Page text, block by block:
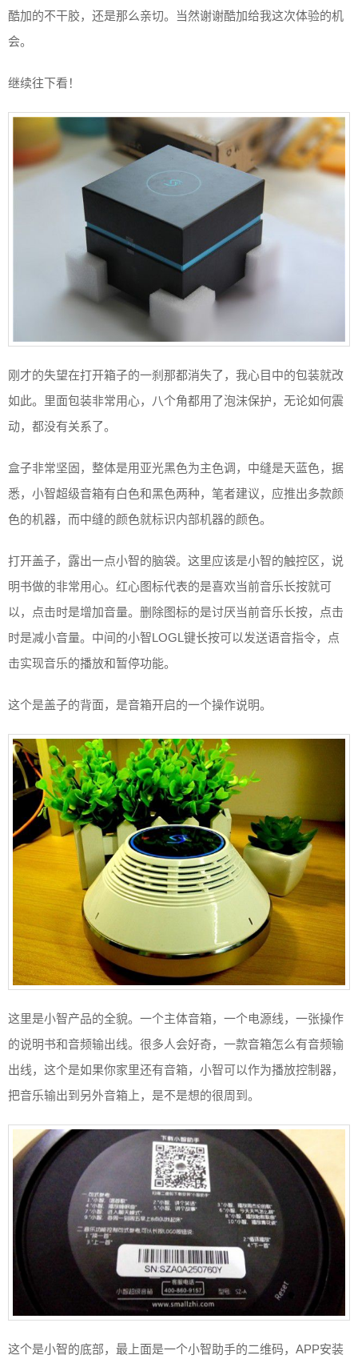
酷加的不干胶，还是那么亲切。当然谢谢酷加给我这次体验的机
会。
继续往下看！
刚才的失望在打开箱子的一刹那都消失了，我心目中的包装就改
如此。里面包装非常用心，八个角都用了泡沫保护，无论如何震
动，都没有关系了。
盒子非常坚固，整体是用亚光黑色为主色调，中缝是天蓝色，据
悉，小智超级音箱有白色和黑色两种，笔者建议，应推出多款颜
色的机器，而中缝的颜色就标识内部机器的颜色。
打开盖子，露出一点小智的脑袋。这里应该是小智的触控区，说
明书做的非常用心。红心图标代表的是喜欢当前音乐长按就可
以，点击时是增加音量。删除图标的是讨厌当前音乐长按，点击
时是减小音量。中间的小智LOGL键长按可以发送语音指令，点
击实现音乐的播放和暂停功能。
这个是盖子的背面，是音箱开启的一个操作说明。
这里是小智产品的全貌。一个主体音箱，一个电源线，一张操作
的说明书和音频输出线。很多人会好奇，一款音箱怎么有音频输
出线，这个是如果你家里还有音箱，小智可以作为播放控制器，
把音乐输出到另外音箱上，是不是想的很周到。
这个是小智的底部，最上面是一个小智助手的二维码，APP安装